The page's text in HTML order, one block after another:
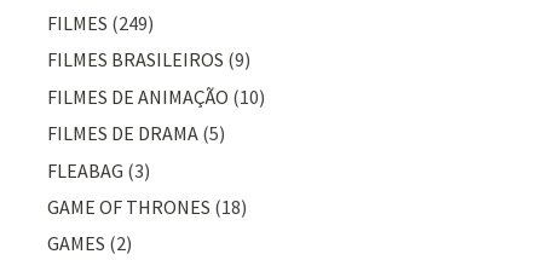
FILMES (249)
FILMES BRASILEIROS (9)
FILMES DE ANIMAÇÃO (10)
FILMES DE DRAMA (5)
FLEABAG (3)
GAME OF THRONES (18)
GAMES (2)